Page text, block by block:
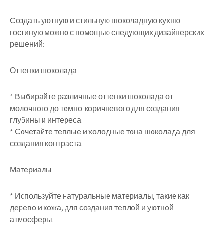
Создать уютную и стильную шоколадную кухню-
гостиную можно с помощью следующих дизайнерских
решений:
Оттенки шоколада
* Выбирайте различные оттенки шоколада от
молочного до темно-коричневого для создания
глубины и интереса.
* Сочетайте теплые и холодные тона шоколада для
создания контраста.
Материалы
* Используйте натуральные материалы, такие как
дерево и кожа, для создания теплой и уютной
атмосферы.